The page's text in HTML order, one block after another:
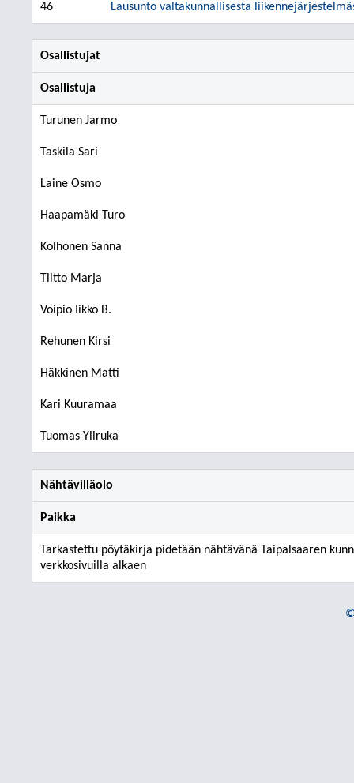
46 Lausunto valtakunnallisesta
Osallistujat
Osallistuja
Turunen Jarmo
Taskila Sari
Laine Osmo
Haapamäki Turo
Kolhonen Sanna
Tiitto Marja
Voipio Iikko B.
Rehunen Kirsi
Häkkinen Matti
Kari Kuuramaa
Tuomas Yliruka
Nähtävilläolo
Paikka
Tarkastettu pöytäkirja pidetään nähtävänä Taipalsaaren
verkkosivuilla alkaen